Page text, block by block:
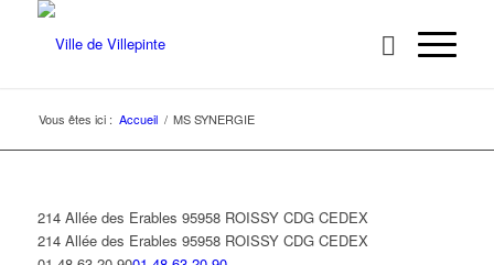
Vous êtes ici : Accueil / MS SYNERGIE
214 Allée des Erables 95958 ROISSY CDG CEDEX
214 Allée des Erables 95958 ROISSY CDG CEDEX